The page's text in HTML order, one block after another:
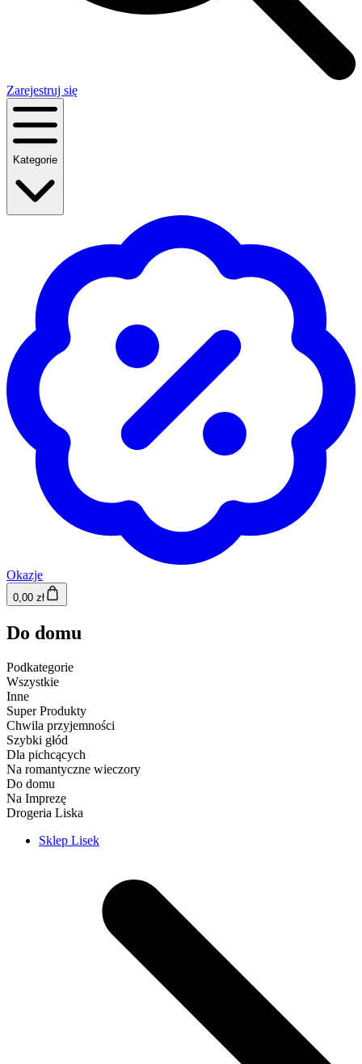
Zarejestruj się
Kategorie
Okazje
0,00 zł
Do domu
Podkategorie
Wszystkie
Inne
Super Produkty
Chwila przyjemności
Szybki głód
Dla pichcących
Na romantyczne wieczory
Do domu
Na Imprezę
Drogeria Liska
Sklep Lisek